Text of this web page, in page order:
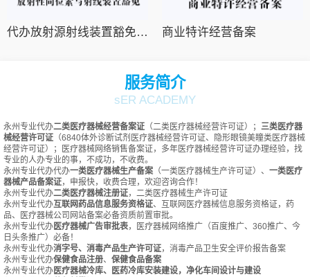
代办放射源射线装置豁免备案 商业特许经营备案
服务简介
sER ACADEMY
永州专业代办二类医疗器械经营备案证 （二类医疗器械经营许可证）； 三类医疗器
械经营许可证 （6840体外诊断试剂医疗器械经营许可证、隐形眼镜美瞳类医疗器械
经营许可证）；医疗器械网络销售备案证，多年医疗器械经营许可证办理经验，找
专业的人办专业的事，不成功，不收费。
永州专业代办代办一类医疗器械生产备案 （一类医疗器械生产许可证）、 一类医疗
器械产品备案证，申报快，收费合理，欢迎咨询合作！
永州专业代办二类医疗器械注册证，二类医疗器械生产许可证
永州专业代办互联网药品信息服务资格证、互联网医疗器械信息服务资格证，药
品、医疗器械公司网站备案必备资质前置审批。
永州专业代办医疗器械广告审批表，医疗器械网络推广（百度推广、360推广、今
日头条推广）必备！
永州专业代办消字号、消毒产品生产许可证，消毒产品卫生安全评价报告备案
永州专业代办保健食品注册、 保健食品备案
永州专业代办医疗器械冷库、医药冷库安装建设，净化车间设计与建设